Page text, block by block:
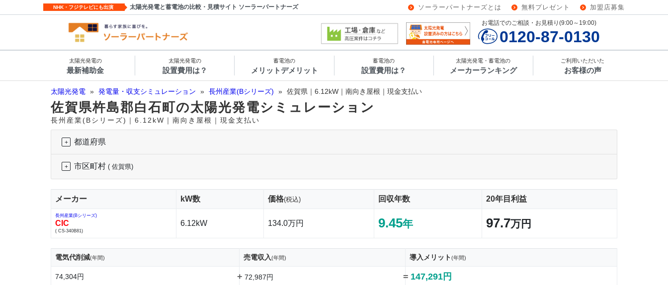
NHK・フジテレビにも出演 太陽光発電と蓄電池の比較・見積サイト ソーラーパートナーズ ソーラーパートナーズとは 無料プレゼント 加盟店募集
お電話でのご相談・お見積り(9:00～19:00)
0120-87-0130
太陽光発電の
最新補助金
太陽光発電の
設置費用は？
蓄電池の
メリットデメリット
蓄電池の
設置費用は？
太陽光発電・蓄電池の
メーカーランキング
ご利用いただいた
お客様の声
太陽光発電 » 発電量・収支シミュレーション » 長州産業(Bシリーズ) » 佐賀県｜6.12kW｜南向き屋根｜現金支払い
佐賀県杵島郡白石町の太陽光発電シミュレーション
長州産業(Bシリーズ)｜6.12kW｜南向き屋根｜現金支払い
都道府県
市区町村 ( 佐賀県)
メーカー kW数 価格(税込) 回収年数 20年目利益
長州産業(Bシリーズ)
CIC
( CS-340B81)
6.12kW 134.0万円 9.45年 97.7万円
電気代削減(年間) 売電収入(年間) 導入メリット(年間)
74,304円 + 72,987円 = 147,291円